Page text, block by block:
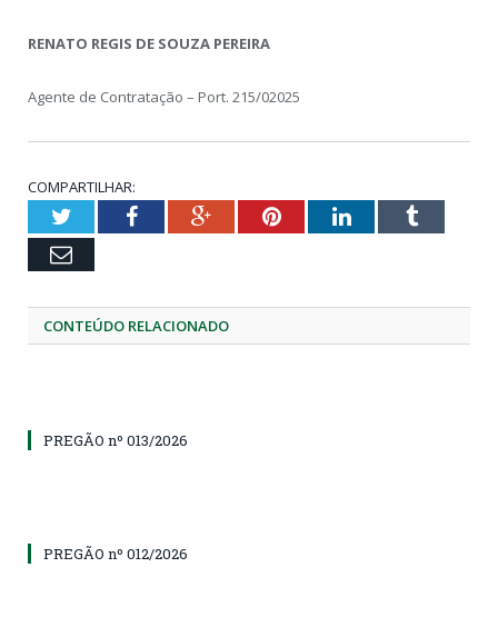
RENATO REGIS DE SOUZA PEREIRA
Agente de Contratação – Port. 215/02025
COMPARTILHAR:
TwitterFacebookGoogle+PinterestLinkedInTumblr
Email
CONTEÚDO RELACIONADO
PREGÃO nº 013/2026
PREGÃO nº 012/2026